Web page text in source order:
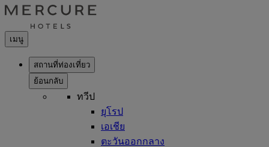
เมนู
สถานที่ท่องเที่ยว
ย้อนกลับ
ทวีป
ยุโรป
เอเชีย
ตะวันออกกลาง